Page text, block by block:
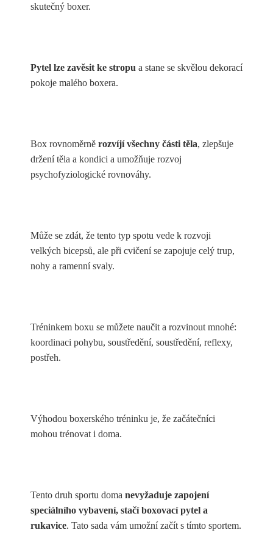
skutečný boxer.
Pytel lze zavěsit ke stropu a stane se skvělou dekorací
pokoje malého boxera.
Box rovnoměrně rozvíjí všechny části těla, zlepšuje
držení těla a kondici a umožňuje rozvoj
psychofyziologické rovnováhy.
Může se zdát, že tento typ spotu vede k rozvoji
velkých bicepsů, ale při cvičení se zapojuje celý trup,
nohy a ramenní svaly.
Tréninkem boxu se můžete naučit a rozvinout mnohé:
koordinaci pohybu, soustředění, soustředění, reflexy,
postřeh.
Výhodou boxerského tréninku je, že začátečníci
mohou trénovat i doma.
Tento druh sportu doma nevyžaduje zapojení
speciálního vybavení, stačí boxovací pytel a
rukavice. Tato sada vám umožní začít s tímto sportem.